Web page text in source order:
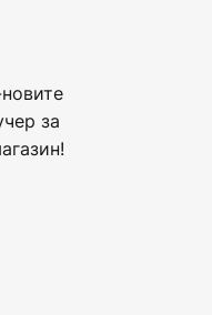
за